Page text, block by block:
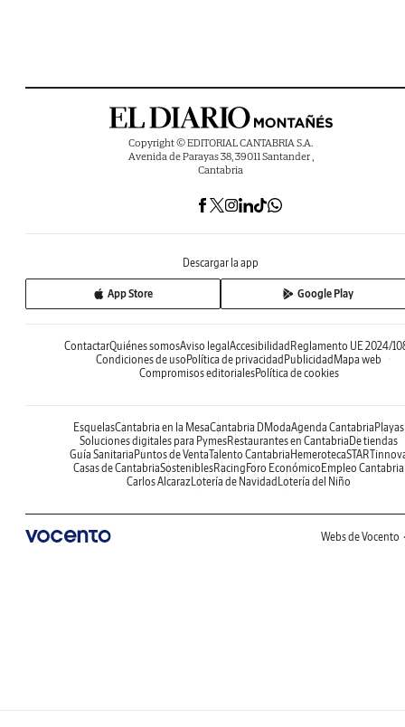
Copyright © EDITORIAL CANTABRIA S.A.
Avenida de Parayas 38, 39011 Santander ,
Cantabria
Descargar la app
App Store Google Play
ContactarQuiénes somosAviso legalAccesibilidadReglamento UE 2024/
Condiciones de usoPolítica de privacidadPublicidadMapa web
Compromisos editorialesPolítica de cookies
EsquelasCantabria en la MesaCantabria DModaAgenda CantabriaPlayas
Soluciones digitales para PymesRestaurantes en CantabriaDe tiendas
Guía SanitariaPuntos de VentaTalento CantabriaHemeroteca
Casas de CantabriaSosteniblesRacingForo EconómicoEmpleo Cantabria
Carlos AlcarazLotería de NavidadLotería del Niño
Webs de Vocento